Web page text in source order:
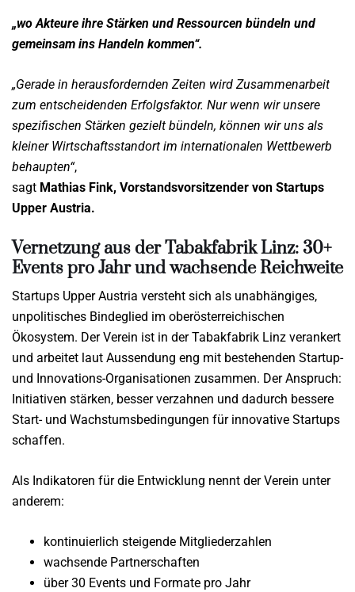
„wo Akteure ihre Stärken und Ressourcen bündeln und
gemeinsam ins Handeln kommen“.
„Gerade in herausfordernden Zeiten wird Zusammenarbeit
zum entscheidenden Erfolgsfaktor. Nur wenn wir unsere
spezifischen Stärken gezielt bündeln, können wir uns als
kleiner Wirtschaftsstandort im internationalen Wettbewerb
behaupten“,
sagt Mathias Fink, Vorstandsvorsitzender von Startups
Upper Austria.
Vernetzung aus der Tabakfabrik Linz: 30+
Events pro Jahr und wachsende Reichweite
Startups Upper Austria versteht sich als unabhängiges,
unpolitisches Bindeglied im oberösterreichischen
Ökosystem. Der Verein ist in der Tabakfabrik Linz verankert
und arbeitet laut Aussendung eng mit bestehenden Startup-
und Innovations-Organisationen zusammen. Der Anspruch:
Initiativen stärken, besser verzahnen und dadurch bessere
Start- und Wachstumsbedingungen für innovative Startups
schaffen.
Als Indikatoren für die Entwicklung nennt der Verein unter
anderem:
kontinuierlich steigende Mitgliederzahlen
wachsende Partnerschaften
über 30 Events und Formate pro Jahr